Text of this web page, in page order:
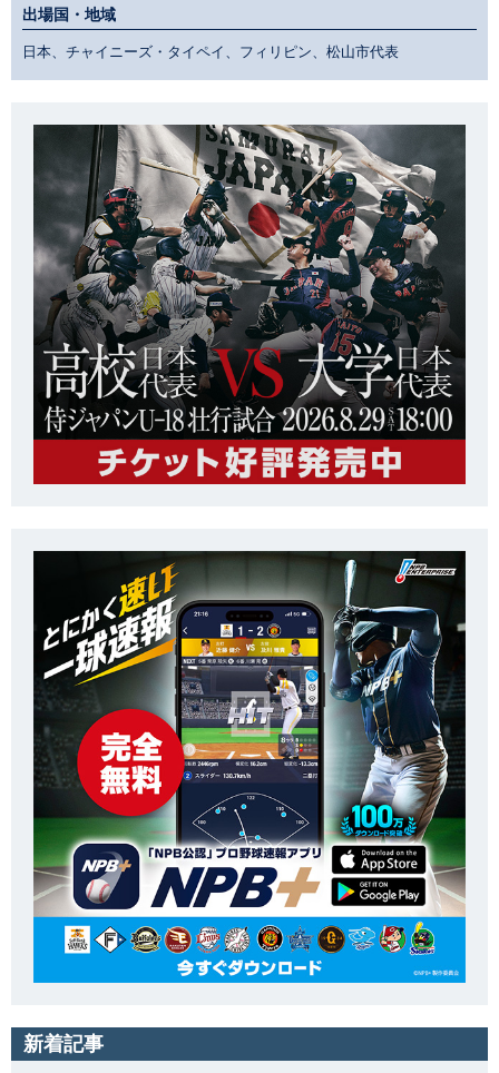
出場国・地域
日本、チャイニーズ・タイペイ、フィリピン、松山市代表
新着記事